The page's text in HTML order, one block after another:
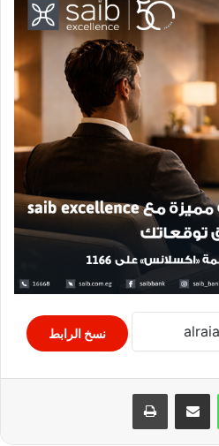
نسخ الرابط
واتساب مشاركة عبر البريد طباعة